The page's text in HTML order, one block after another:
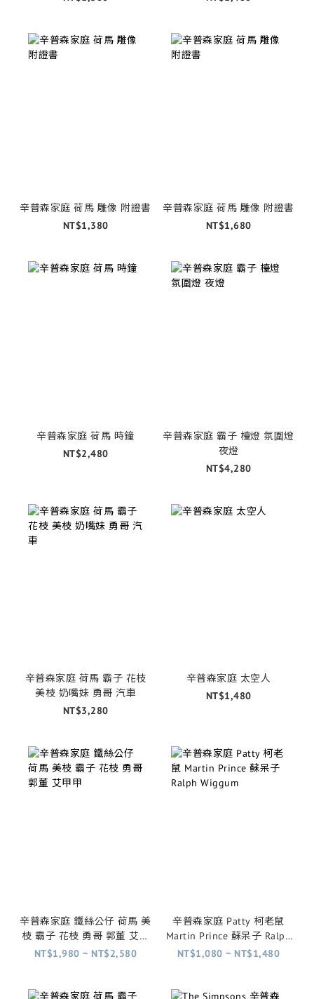
辛普森家庭 荷馬 雕像 附證書
NT$1,380
辛普森家庭 荷馬 雕像 附證書
NT$1,680
辛普森家庭 荷馬 時鐘
NT$2,480
辛普森家庭 霸子 檯燈 氛圍燈
夜燈
NT$4,280
辛普森家庭 荷馬 霸子 花枝
美枝 奶嘴妹 勇哥 汽車
NT$3,280
辛普森家庭 太空人
NT$1,480
辛普森家庭 鐵絲公仔 荷馬 美
枝 霸子 花枝 勇哥 郭董 艾甲
甲
NT$1,980 ~ NT$2,580
辛普森家庭 Patty 柯老鼠
Martin Prince 蘇呆子 Ralph
Wiggum
NT$1,080 ~ NT$1,480